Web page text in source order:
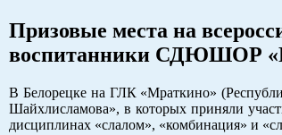
Призовые места на
воспитанники СДЮШОР
В Белорецке на ГЛК «Мраткино»
Шайхлисламова», в которых приняли
дисциплинах «слалом», «комбинация» и